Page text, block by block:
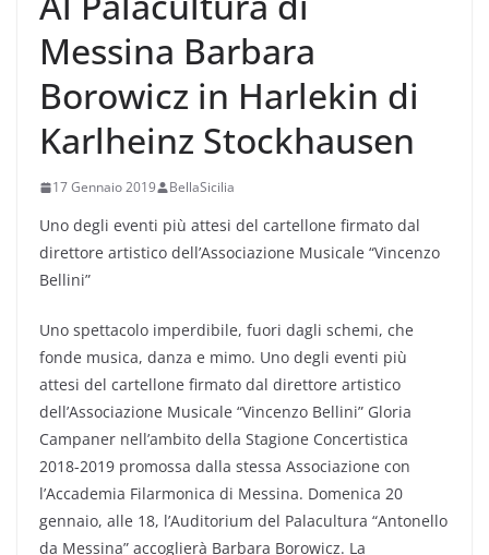
Messina Barbara
Borowicz in Harlekin di
Karlheinz Stockhausen
17 Gennaio 2019 BellaSicilia
Uno degli eventi più attesi del cartellone firmato dal
direttore artistico dell’Associazione Musicale “Vincenzo
Bellini”
Uno spettacolo imperdibile, fuori dagli schemi, che
fonde musica, danza e mimo. Uno degli eventi più
attesi del cartellone firmato dal direttore artistico
dell’Associazione Musicale “Vincenzo Bellini” Gloria
Campaner nell’ambito della Stagione Concertistica
2018-2019 promossa dalla stessa Associazione con
l’Accademia Filarmonica di Messina. Domenica 20
gennaio, alle 18, l’Auditorium del Palacultura “Antonello
da Messina” accoglierà Barbara Borowicz. La